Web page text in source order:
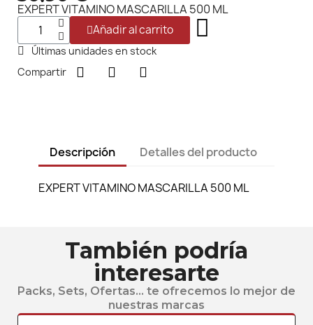
EXPERT VITAMINO MASCARILLA 500 ML
Añadir al carrito
Últimas unidades en stock
Compartir
Descripción Detalles del producto
EXPERT VITAMINO MASCARILLA 500 ML
También podría
interesarte
Packs, Sets, Ofertas... te ofrecemos lo mejor de
nuestras marcas